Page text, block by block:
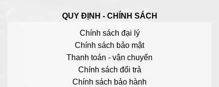
QUY ĐỊNH - CHÍNH SÁCH
Chính sách đại lý
Chính sách bảo mật
Thanh toán - vận chuyển
Chính sách đổi trả
Chính sách bảo hành